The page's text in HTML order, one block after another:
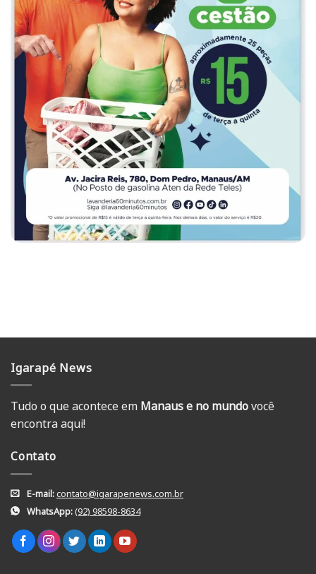
Igarapé News
Tudo o que acontece em Manaus e no mundovocê
encontra aqui!
Contato
E-mail:contato@igarapenews.com.br
WhatsApp:(92) 98598-8634